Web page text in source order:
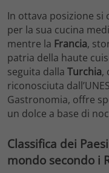
In ottava posizione si
per la sua cucina
mentre la Francia,
patria della haute
seguita dalla Turchia,
riconosciuta
Gastronomia, offre
un dolce a base di
Classifica dei
mondo secondo i